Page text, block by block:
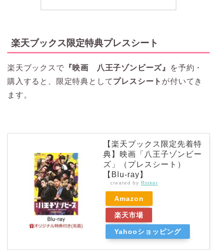
楽天ブックス限定特典プレスシート
楽天ブックスで 『映画 八王子ゾンビーズ』
を予約・
購入すると、限定特典としてプレスシート が付いてき
ます。
【楽天ブックス限定先着特
典】映画「八王子ゾンビー
ズ」（プレスシート）
【Blu-ray】
created by Rinker
Amazon
楽天市場
Yahooショッピング